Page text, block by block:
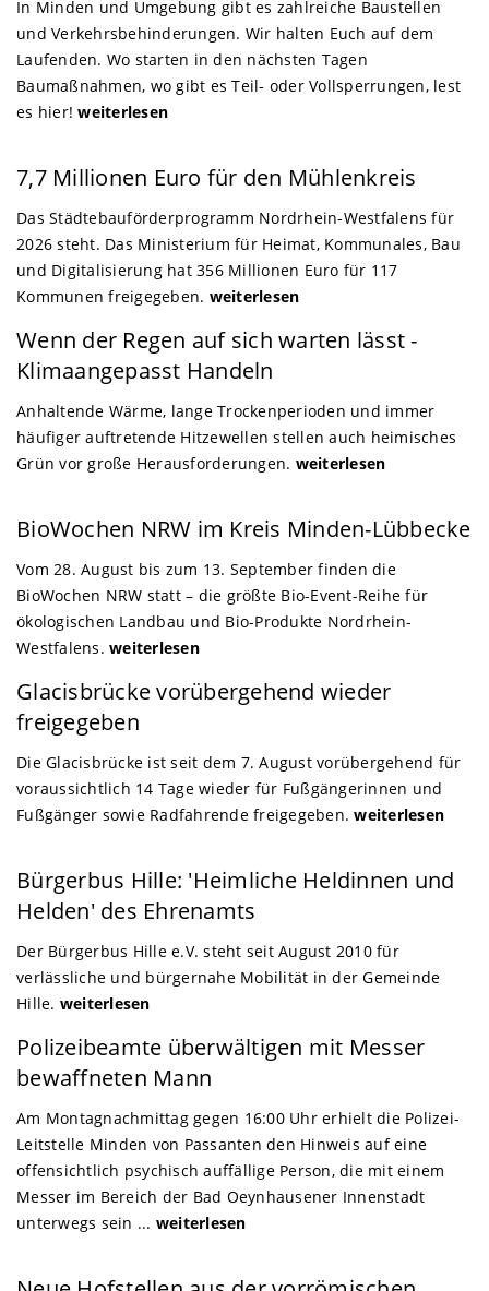
In Minden und Umgebung gibt es zahlreiche Baustellen
und Verkehrsbehinderungen. Wir halten Euch auf dem
Laufenden. Wo starten in den nächsten Tagen
Baumaßnahmen, wo gibt es Teil- oder Vollsperrungen, lest
es hier!weiterlesen
Minden | Petershagen
7,7 Millionen Euro für den Mühlenkreis
Das Städtebauförderprogramm Nordrhein-Westfalens für
2026 steht. Das Ministerium für Heimat, Kommunales, Bau
und Digitalisierung hat 356 Millionen Euro für 117
Kommunen freigegeben. weiterlesen
Nordrhein-Westfalen
Wenn der Regen auf sich warten lässt -
Klimaangepasst Handeln
Anhaltende Wärme, lange Trockenperioden und immer
häufiger auftretende Hitzewellen stellen auch heimisches
Grün vor große Herausforderungen. weiterlesen
Minden-Lübbecke
BioWochen NRW im Kreis Minden-Lübbecke
Vom 28. August bis zum 13. September finden die
BioWochen NRW statt – die größte Bio-Event-Reihe für
ökologischen Landbau und Bio-Produkte Nordrhein-
Westfalens. weiterlesen
Minden
Glacisbrücke vorübergehend wieder
freigegeben
Die Glacisbrücke ist seit dem 7. August vorübergehend für
voraussichtlich 14 Tage wieder für Fußgängerinnen und
Fußgänger sowie Radfahrende freigegeben.weiterlesen
Minden-Lübbecke
Bürgerbus Hille: 'Heimliche Heldinnen und
Helden' des Ehrenamts
Der Bürgerbus Hille e.V. steht seit August 2010 für
verlässliche und bürgernahe Mobilität in der Gemeinde
Hille. weiterlesen
Bad Oeynhausen
Polizeibeamte überwältigen mit Messer
bewaffneten Mann
Am Montagnachmittag gegen 16:00 Uhr erhielt die Polizei-
Leitstelle Minden von Passanten den Hinweis auf eine
offensichtlich psychisch auffällige Person, die mit einem
Messer im Bereich der Bad Oeynhausener Innenstadt
unterwegs sein ... weiterlesen
Minden